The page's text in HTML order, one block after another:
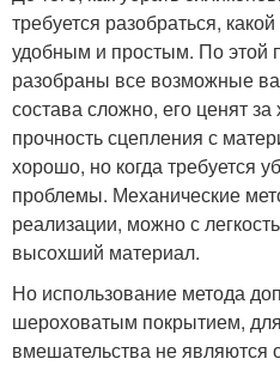
требуется разобраться,
удобным и простым. По этой
разобраны все возможные
состава сложно, его ценят
прочность сцепления с
хорошо, но когда требуется
проблемы. Механические
реализации, можно с
высохший материал.
Но использование метода
шероховатым покрытием,
вмешательства не являются